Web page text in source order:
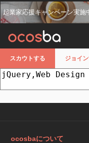
起業家応援キャンペーン実施
スカウトする ジョイ
ocosbaについて